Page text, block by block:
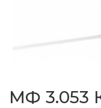
МФ 3.053